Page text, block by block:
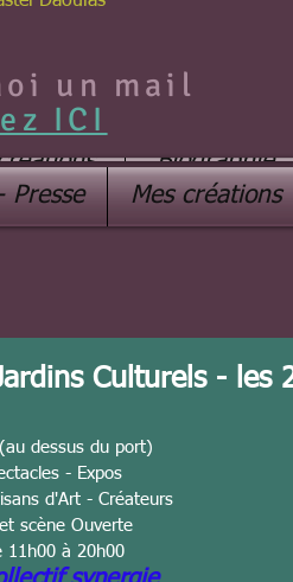
un mail
ICI
Biographie
Presse Mes créations
Culturels - les
dessus du port)
- Expos
d'Art - Créateurs
scène Ouverte
11h00 à 20h00